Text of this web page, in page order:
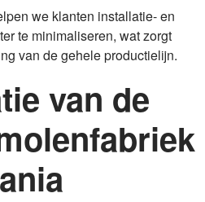
we klanten installatie- en
te minimaliseren, wat zorgt
van de gehele productielijn.
van de